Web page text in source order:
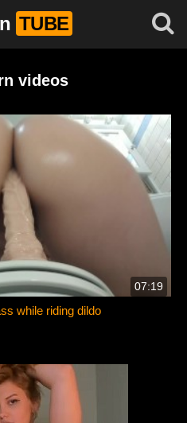
TUBE
videos
07:19
while riding dildo